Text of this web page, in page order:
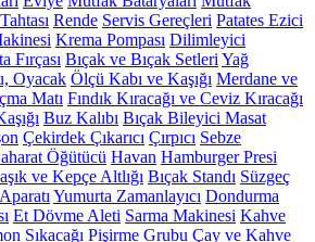
Rende Servis Gereçleri Patates Ezici
Krema Pompası Dilimleyici
Fırçası Bıçak ve Bıçak Setleri Yağ
Oyacak Ölçü Kabı ve Kaşığı Merdane ve
Matı Fındık Kıracağı ve Ceviz Kıracağı
Buz Kalıbı Bıçak Bileyici Masat
Çekirdek Çıkarıcı Çırpıcı Sebze
Öğütücü Havan Hamburger Presi
ve Kepçe Altlığı Bıçak Standı Süzgeç
Yumurta Zamanlayıcı Dondurma
Et Dövme Aleti Sarma Makinesi Kahve
Sıkacağı Pişirme Grubu Çay ve Kahve